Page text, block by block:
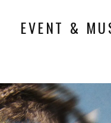
EVENT &